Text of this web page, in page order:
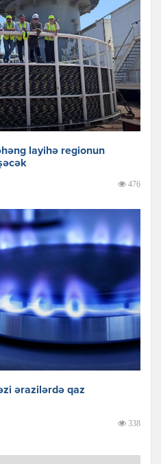
layihə regionun
476
ərazilərdə qaz
338